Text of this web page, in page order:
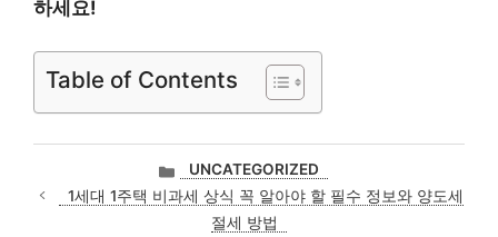
하세요!
Table of Contents
카
테
고
UNCATEGORIZED
1세대 1주택 비과세 상식 꼭 알아야 할 필수 정보와 양도세
절세 방법